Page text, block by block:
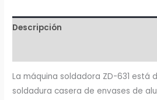
Descripción
La máquina soldadora ZD-631 está
soldadura casera de envases de